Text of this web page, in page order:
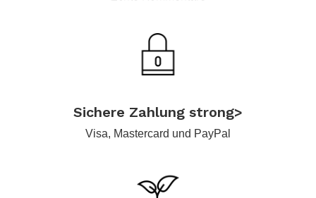
Sichere Zahlung strong>
Visa, Mastercard und PayPal